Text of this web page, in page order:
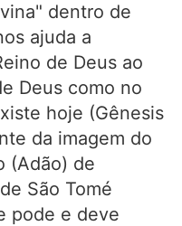
dentro de
ajuda a
de Deus ao
Deus como no
hoje (Gênesis
da imagem do
(Adão) de
São Tomé
pode e deve